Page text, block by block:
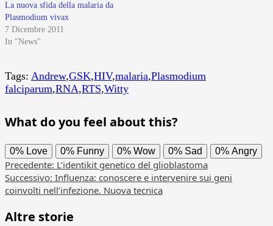
La nuova sfida della malaria da
Plasmodium vivax
7 Dicembre 2011
In "News"
Tags: Andrew,GSK,HIV,malaria,Plasmodium
falciparum,RNA,RTS,Witty
What do you feel about this?
0% Love 0% Funny 0% Wow 0% Sad 0% Angry
Navigazione
articolo
Precedente: L’identikit genetico del glioblastoma
Successivo: Influenza: conoscere e intervenire sui geni
coinvolti nell’infezione. Nuova tecnica
Altre storie